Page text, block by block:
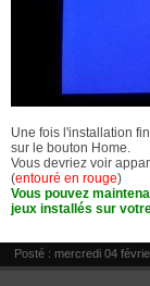
Une fois l'installation
sur le bouton Home.
Vous devriez voir
(entouré en rouge)
Vous pouvez
jeux installés sur
Posté : mercredi 04